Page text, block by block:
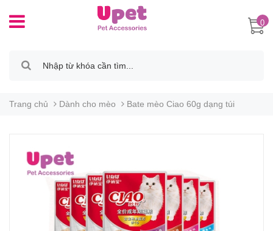
0
Trang chủ Dành cho mèo Bate mèo Ciao 60g dạng túi